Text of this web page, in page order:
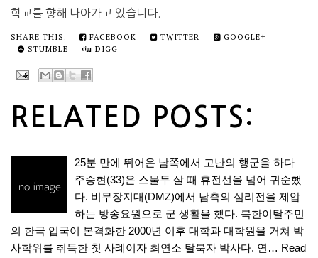
학교를 향해 나아가고 있습니다.
SHARE THIS: FACEBOOK TWITTER
GOOGLE+
STUMBLE
DIGG
RELATED POSTS:
25분 만에 뛰어온 남쪽에서 고난의 행군을 하다
주승현(33)은 스물두 살 때 휴전선을 넘어 귀순했
다. 비무장지대(DMZ)에서 남측의 심리전을 제압
하는 방송요원으로 군 생활을 했다. 북한이탈주민
의 한국 입국이 본격화한 2000년 이후 대학과 대학원을 거쳐 박
사학위를 취득한 첫 사례이자 최연소 탈북자 박사다. 연… Read